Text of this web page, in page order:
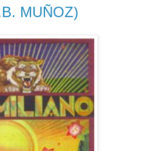
MUÑOZ)